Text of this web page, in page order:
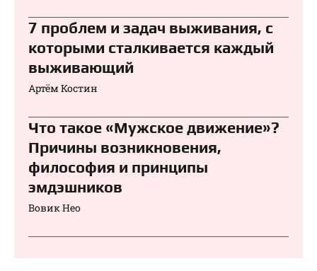
7 проблем и задач выживания, с
которыми сталкивается каждый
выживающий
Артём Костин
Что такое «Мужское движение»?
Причины возникновения,
философия и принципы
эмдэшников
Вовик Нео